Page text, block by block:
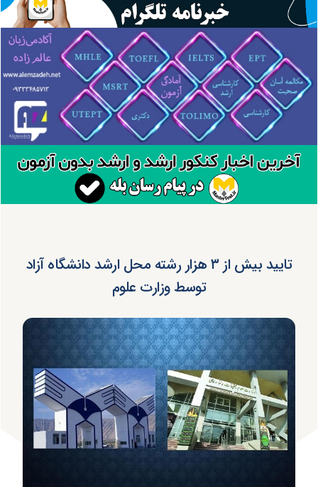
تایید بیش از ۳ هزار رشته محل ارشد دانشگاه آزاد
توسط وزارت علوم